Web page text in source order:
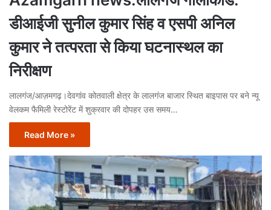
डीआईजी सुनील कुमार सिंह व एसपी अनिल
कुमार ने तत्परता से किया घटनास्थल का
निरीक्षण
लालगंज/आज़मगढ़।देवगांव कोतवाली क्षेत्र के लालगंज बाजार स्थित बाइपास पर बने न्यू
वेलकम फैमिली रेस्टोरेंट में शुक्रवार की दोपहर उस समय…
Read More »